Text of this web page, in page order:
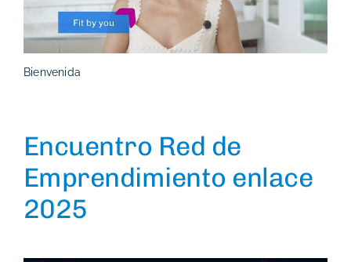
Bienvenida
Encuentro Red de
Emprendimiento enlace
2025